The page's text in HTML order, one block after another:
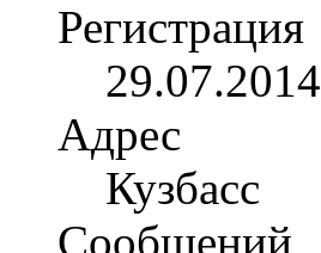
Регистрация
29.07.2014
Адрес
Кузбасс
Сообщений